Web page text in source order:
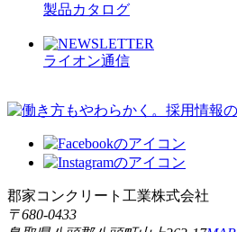
製品カタログ
ライオン通信
郡家コンクリート工業株式会社
〒680-0433